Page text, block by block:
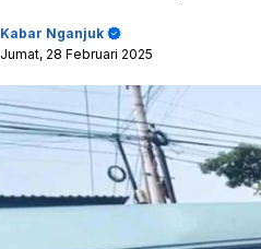
Kabar Nganjuk
Jumat, 28 Februari 2025